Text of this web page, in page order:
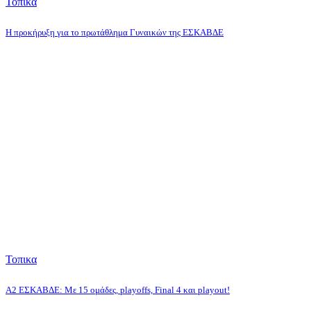
Η προκήρυξη για το πρωτάθλημα Γυναικών της ΕΣΚΑΒΔΕ
Τοπικα
Α2 ΕΣΚΑΒΔΕ: Με 15 ομάδες, playoffs, Final 4 και playout!